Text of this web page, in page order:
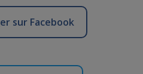
sur Facebook